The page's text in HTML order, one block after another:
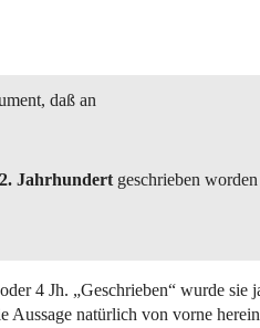
daß an
Jahrhundert geschrieben
4 Jh. „Geschrieben“ wurde sie
Aussage natürlich von vorne